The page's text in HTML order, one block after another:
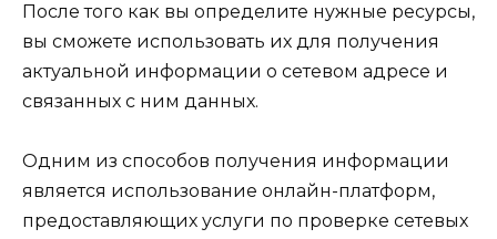
После того как вы определите нужные ресурсы,
вы сможете использовать их для получения
актуальной информации о сетевом адресе и
связанных с ним данных.
Одним из способов получения информации
является использование онлайн-платформ,
предоставляющих услуги по проверке сетевых